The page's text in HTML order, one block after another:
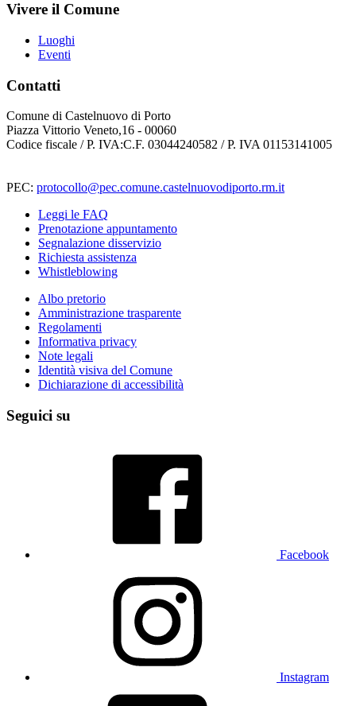
Vivere il Comune
Luoghi
Eventi
Contatti
Comune di Castelnuovo di Porto
Piazza Vittorio Veneto,16 - 00060
Codice fiscale / P. IVA:C.F. 03044240582 / P. IVA 01153141005
PEC: protocollo@pec.comune.castelnuovodiporto.rm.it
Leggi le FAQ
Prenotazione appuntamento
Segnalazione disservizio
Richiesta assistenza
Whistleblowing
Albo pretorio
Amministrazione trasparente
Regolamenti
Informativa privacy
Note legali
Identità visiva del Comune
Dichiarazione di accessibilità
Seguici su
Facebook
Instagram